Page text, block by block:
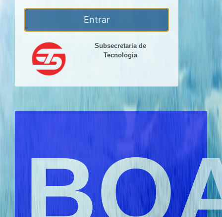
Entrar
Subsecretaria de
Tecnologia